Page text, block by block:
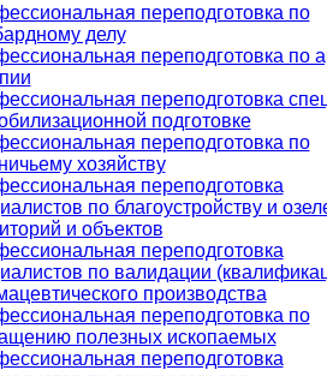
переподготовка по
делу
переподготовка по
переподготовка
подготовке
переподготовка по
хозяйству
переподготовка
по благоустройству и
и объектов
переподготовка
по валидации
производства
переподготовка по
полезных ископаемых
переподготовка